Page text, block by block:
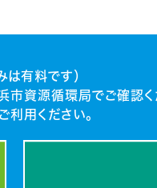
は有料です）
市資源循環局でご確認く
利用ください。